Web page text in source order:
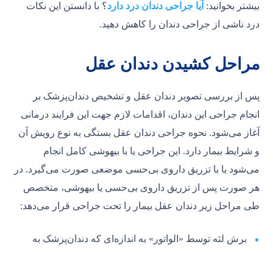
بیشتر بخوانید: آیا جراحی دندان درد دارد؟ با دانستن این نکات
درد ناشی از جراحی دندان را کاهش دهید.
مراحل کشیدن دندان عقل
پس ‌از بررسی تصویر دندان عقل و تشخیص دندان‌پزشک بر
انجام جراحی این دندان، اقدامات لازم جهت این فرایند درمانی
آغاز می‌شود. نحوه جراحی دندان عقل بستگی به نوع رویش آن
و شرایط بیمار دارد. این جراحی یا با بیهوشی کامل انجام
می‌شود یا با تزریق داروی بی‌حسی موضعی صورت می‌گیرد. در
هر صورت پس ‌از تزریق داروی بی‌حسی یا بیهوشی، متخصص
طی مراحل زیر دندان عقل بیمار را تحت جراحی قرار می‌دهد:
برش لثه توسط «الواتور» به اندازه‌ای که دندان‌پزشک به